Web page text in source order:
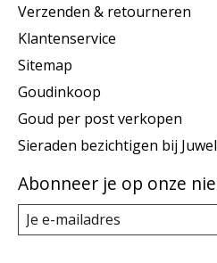
Verzenden & retourneren
Klantenservice
Sitemap
Goudinkoop
Goud per post verkopen
Sieraden bezichtigen bij
Abonneer je op onze